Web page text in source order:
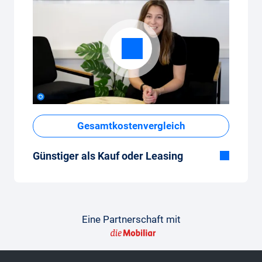
Gesamtkostenvergleich
Günstiger als Kauf oder Leasing
Leasing oder Neuwagenkauf tief.
So gelingt der Vergleich
Damit der Vergleich gelingt, findest du hier
Eine Partnerschaft mit